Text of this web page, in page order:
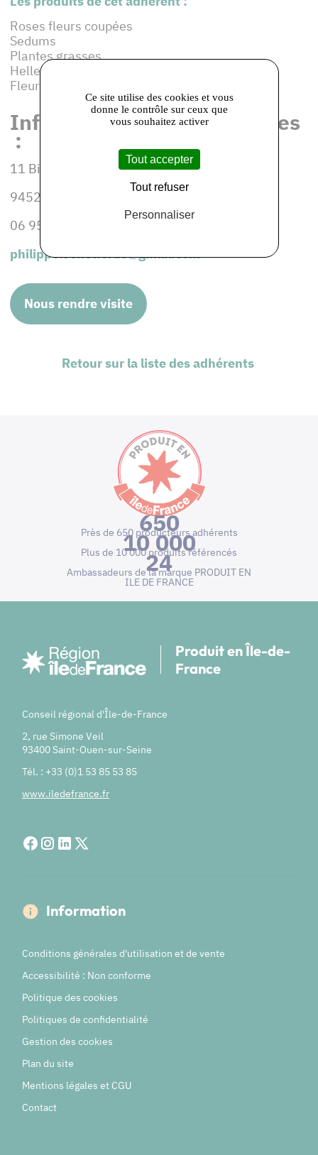
Roses fleurs coupées
Sedums
Plantes grasses
Hellebore fleurs coupées
Fleurettes
Informations et coordonnées
:
11 Bis Rue de la Fosse Parrot
94520 Mandres-les-Roses
06 95 48 70 22
philippe.venet.orus@gmail.com
Nous rendre visite
Retour sur la liste des adhérents
650
Près de 650 producteurs adhérents
10 000
Plus de 10 000 produits référencés
24
Ambassadeurs de la marque PRODUIT EN
ILE DE FRANCE
Produit en Île-de-
France
Conseil régional d'Île-de-France
2, rue Simone Veil
93400 Saint-Ouen-sur-Seine
Tél. : +33 (0)1 53 85 53 85
www.iledefrance.fr
Information
Conditions générales d'utilisation et de vente
Accessibilité : Non conforme
Politique des cookies
Politiques de confidentialité
Gestion des cookies
Plan du site
Mentions légales et CGU
Contact
Ce site utilise des cookies et vous
donne le contrôle sur ceux que
vous souhaitez activer
Tout accepter
Tout refuser
Personnaliser